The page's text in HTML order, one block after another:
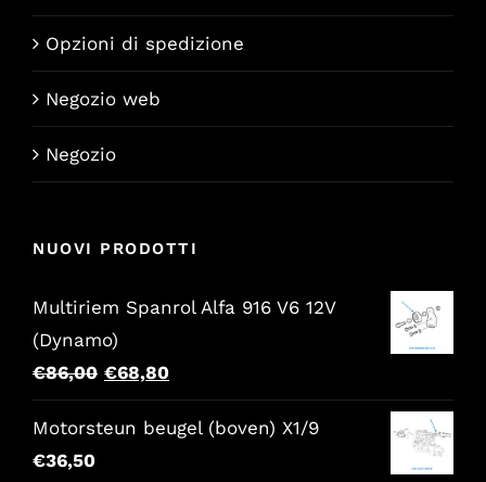
Opzioni di spedizione
Negozio web
Negozio
NUOVI PRODOTTI
Multiriem Spanrol Alfa 916 V6 12V
(Dynamo)
€86,00 Il
prezzo
originale
€68,80Il
prezzo
attuale
Motorsteun beugel (boven) X1/9
€36,50